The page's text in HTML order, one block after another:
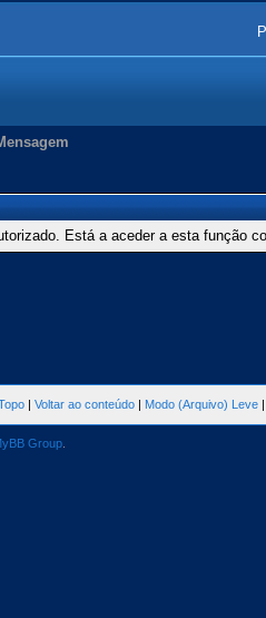
Está a aceder a esta função
| Voltar ao conteúdo | Modo (Arquivo) Leve
Group